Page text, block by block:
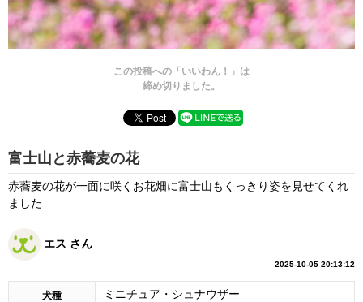
この投稿への「いいわん！」は
締め切りました。
富士山と赤蕎麦の花
赤蕎麦の花が一面に咲くお花畑に富士山もくっきり姿を見せてくれ
ました
エス さん
2025-10-05 20:13:12
犬種 ミニチュア・シュナウザー